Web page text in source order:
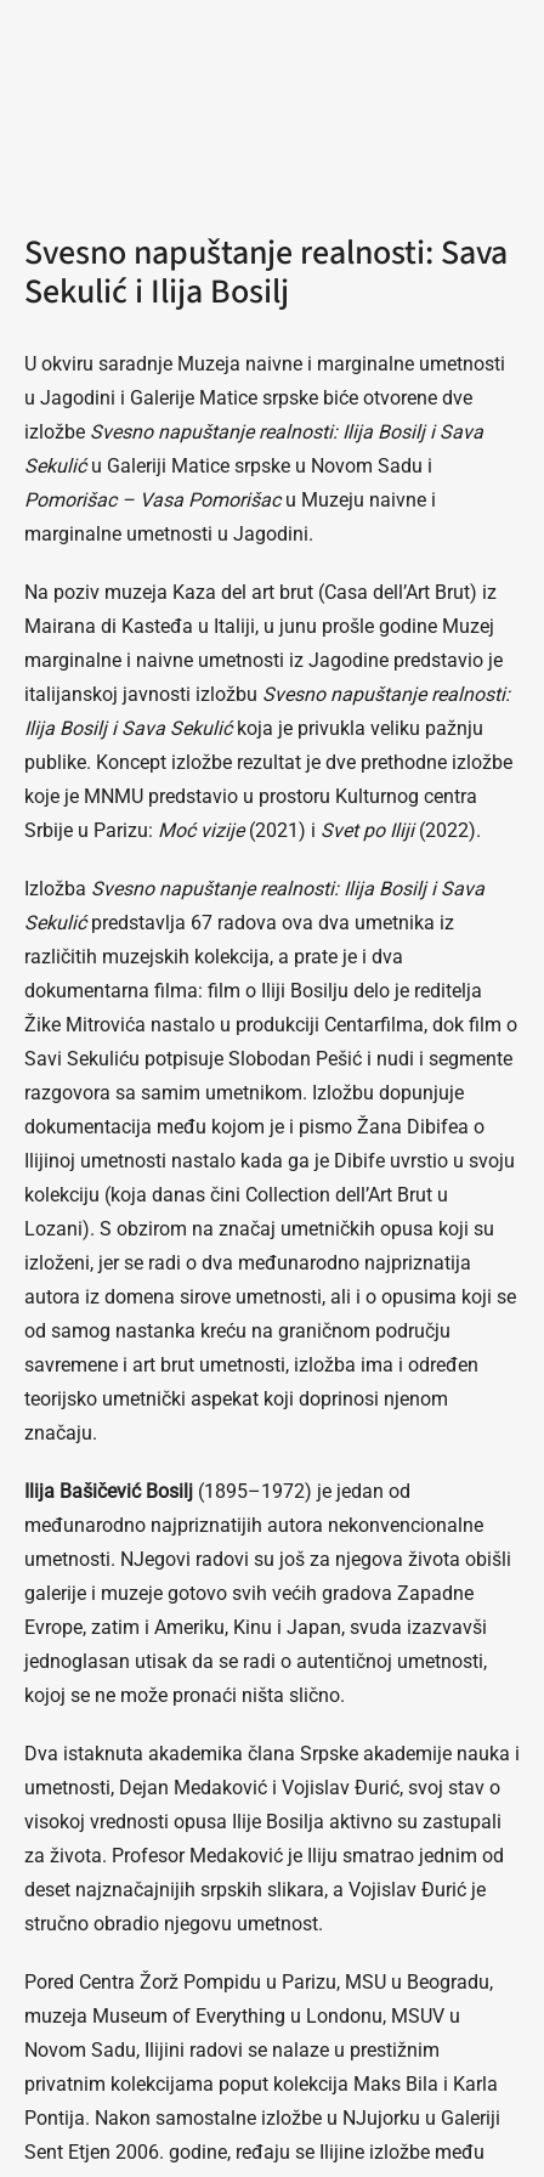
Svesno napuštanje realnosti: Sava
Sekulić i Ilija Bosilj
U okviru saradnje Muzeja naivne i marginalne umetnosti
u Jagodini i Galerije Matice srpske biće otvorene dve
izložbe Svesno napuštanje realnosti: Ilija Bosilj i Sava
Sekuliću Galeriji Matice srpske u Novom Sadu i
Pomorišac – Vasa Pomorišacu Muzeju naivne i
marginalne umetnosti u Jagodini.
Na poziv muzeja Kaza del art brut (Casa dell’Art Brut) iz
Mairana di Kasteđa u Italiji, u junu prošle godine Muzej
marginalne i naivne umetnosti iz Jagodine predstavio je
italijanskoj javnosti izložbu Svesno napuštanje realnosti:
Ilija Bosilj i Sava Sekulićkoja je privukla veliku pažnju
publike. Koncept izložbe rezultat je dve prethodne izložbe
koje je MNMU predstavio u prostoru Kulturnog centra
Srbije u Parizu: Moć vizije(2021) i Svet po Iliji(2022).
Izložba Svesno napuštanje realnosti: Ilija Bosilj i Sava
Sekulićpredstavlja 67 radova ova dva umetnika iz
različitih muzejskih kolekcija, a prate je i dva
dokumentarna filma: film o Iliji Bosilju delo je reditelja
Žike Mitrovića nastalo u produkciji Centarfilma, dok film o
Savi Sekuliću potpisuje Slobodan Pešić i nudi i segmente
razgovora sa samim umetnikom. Izložbu dopunjuje
dokumentacija među kojom je i pismo Žana Dibifea o
Ilijinoj umetnosti nastalo kada ga je Dibife uvrstio u svoju
kolekciju (koja danas čini Collection dell’Art Brut u
Lozani). S obzirom na značaj umetničkih opusa koji su
izloženi, jer se radi o dva međunarodno najpriznatija
autora iz domena sirove umetnosti, ali i o opusima koji se
od samog nastanka kreću na graničnom području
savremene i art brut umetnosti, izložba ima i određen
teorijsko umetnički aspekat koji doprinosi njenom
značaju.
Ilija Bašičević Bosilj (1895–1972) je jedan od
međunarodno najpriznatijih autora nekonvencionalne
umetnosti. NJegovi radovi su još za njegova života obišli
galerije i muzeje gotovo svih većih gradova Zapadne
Evrope, zatim i Ameriku, Kinu i Japan, svuda izazvavši
jednoglasan utisak da se radi o autentičnoj umetnosti,
kojoj se ne može pronaći ništa slično.
Dva istaknuta akademika člana Srpske akademije nauka i
umetnosti, Dejan Medaković i Vojislav Đurić, svoj stav o
visokoj vrednosti opusa Ilije Bosilja aktivno su zastupali
za života. Profesor Medaković je Iliju smatrao jednim od
deset najznačajnijih srpskih slikara, a Vojislav Đurić je
stručno obradio njegovu umetnost.
Pored Centra Žorž Pompidu u Parizu, MSU u Beogradu,
muzeja Museum of Everything u Londonu, MSUV u
Novom Sadu, Ilijini radovi se nalaze u prestižnim
privatnim kolekcijama poput kolekcija Maks Bila i Karla
Pontija. Nakon samostalne izložbe u NJujorku u Galeriji
Sent Etjen 2006. godine, ređaju se Ilijine izložbe među